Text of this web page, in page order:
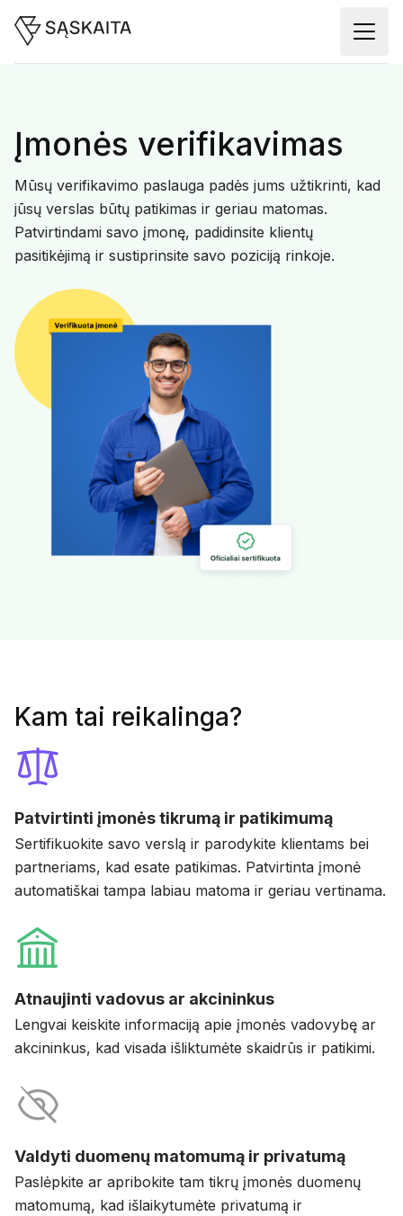
Įmonės verifikavimas
Mūsų verifikavimo paslauga padės jums užtikrinti, kad
jūsų verslas būtų patikimas ir geriau matomas.
Patvirtindami savo įmonę, padidinsite klientų
pasitikėjimą ir sustiprinsite savo poziciją rinkoje.
Kam tai reikalinga?
Patvirtinti įmonės tikrumą ir patikimumą
Sertifikuokite savo verslą ir parodykite klientams bei
partneriams, kad esate patikimas. Patvirtinta įmonė
automatiškai tampa labiau matoma ir geriau vertinama.
Atnaujinti vadovus ar akcininkus
Lengvai keiskite informaciją apie įmonės vadovybę ar
akcininkus, kad visada išliktumėte skaidrūs ir patikimi.
Valdyti duomenų matomumą ir privatumą
Paslėpkite ar apribokite tam tikrų įmonės duomenų
matomumą, kad išlaikytumėte privatumą ir